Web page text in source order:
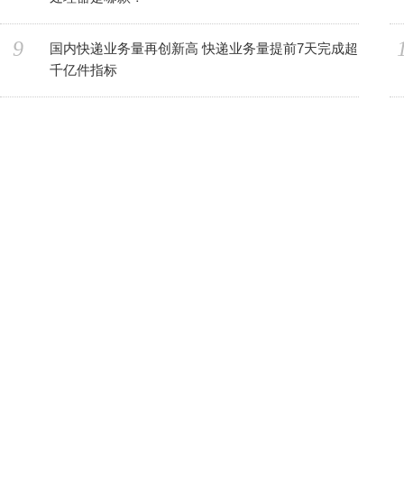
9
国内快递业务量再创新高 快递业务量提前7天完成超
千亿件指标